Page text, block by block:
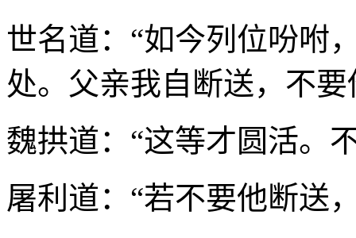
世名道：“如今列位吩咐
处。父亲我自断送，不要
魏拱道：“这等才圆活。
屠利道：“若不要他断送